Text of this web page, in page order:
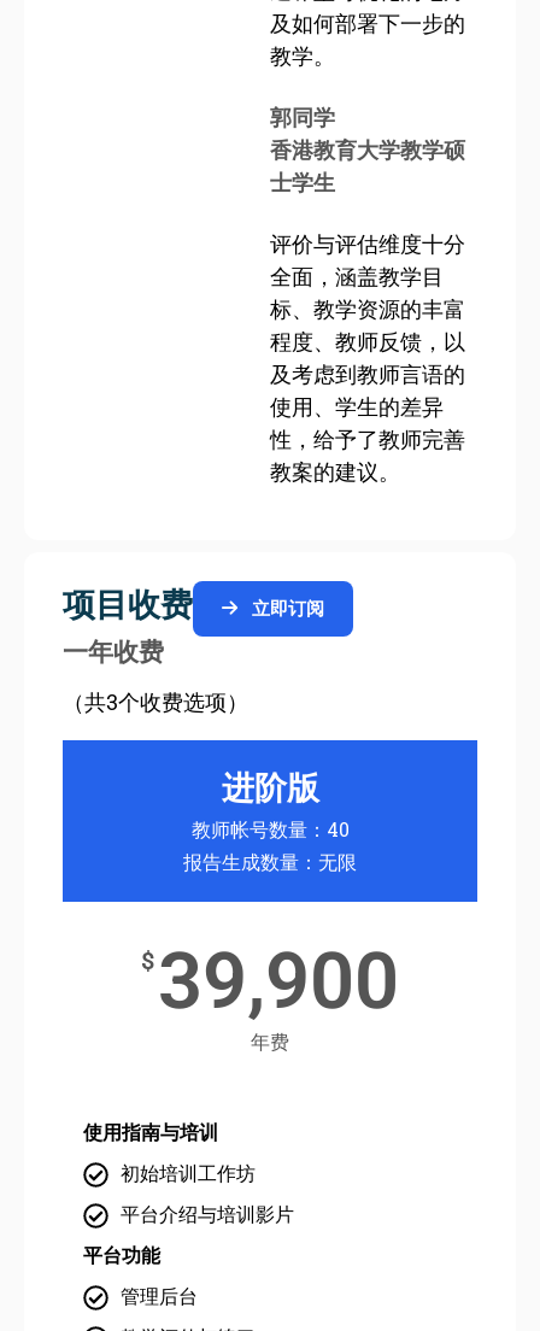
及如何部署下一步的
教学。
郭同学
香港教育大学教学硕
士学生
评价与评估维度十分
全面，涵盖教学目
标、教学资源的丰富
程度、教师反馈，以
及考虑到教师言语的
使用、学生的差异
性，给予了教师完善
教案的建议。
项目收费 立即订阅
一年收费
（共3个收费选项）
进阶版
教师帐号数量：40
报告生成数量：无限
$ 39,900
年费
使用指南与培训
初始培训工作坊
平台介绍与培训影片
平台功能
管理后台